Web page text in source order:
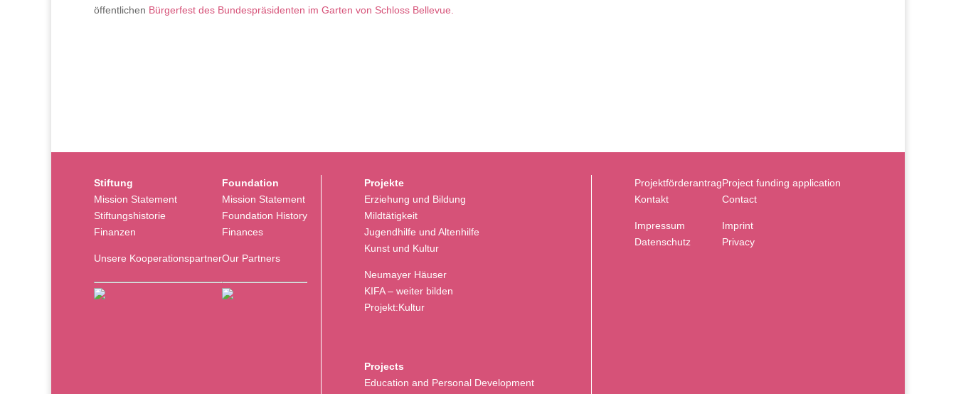
öffentlichen Bürgerfest des Bundespräsidenten im Garten von Schloss Bellevue.
Stiftung
Mission Statement
Stiftungshistorie
Finanzen
Unsere Kooperationspartner
Foundation
Mission Statement
Foundation History
Finances
Our Partners
Projekte
Erziehung und Bildung
Mildtätigkeit
Jugendhilfe und Altenhilfe
Kunst und Kultur
Neumayer Häuser
KIFA – weiter bilden
Projekt:Kultur
Projects
Education and Personal Development
Projektförderantrag
Kontakt
Impressum
Datenschutz
Project funding application
Contact
Imprint
Privacy